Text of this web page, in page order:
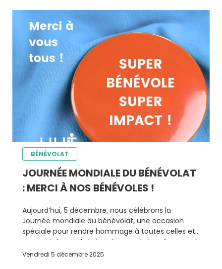
BÉNÉVOLAT
JOURNÉE MONDIALE DU BÉNÉVOLAT
: MERCI À NOS BÉNÉVOLES !
Aujourd’hui, 5 décembre, nous célébrons la
Journée mondiale du bénévolat, une occasion
spéciale pour rendre hommage à toutes celles et
ceux qui donnent de leur temps, de leur énergie et
de leur cœur pour soutenir notre mission.
Vendredi 5 décembre 2025